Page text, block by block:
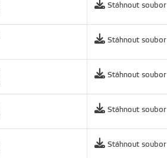
Stáhnout soubor
Stáhnout soubor
Stáhnout soubor
Stáhnout soubor
Stáhnout soubor